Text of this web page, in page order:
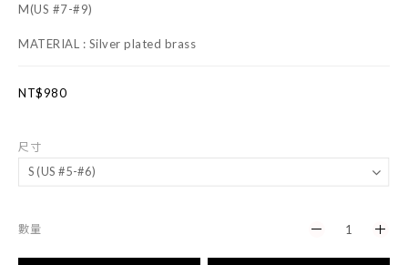
M(US #7-#9)
MATERIAL : Silver plated brass
NT$980
尺寸
數量